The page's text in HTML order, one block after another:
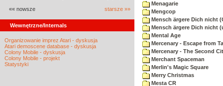
«« nowsze starsze »»
Wewnętrzne/Internals
Organizowanie imprez Atari - dyskusja
Atari demoscene database - dyskusja
Colony Mobile - dyskusja
Colony Mobile - projekt
Statystyki
Menagarie
Mengcop
Mensch ärgere Dich nicht
Mensch ärgere Dich nicht
Mental Age
Mercenary - Escape from
Mercenary - The Second
Merchant Spaceman
Merlin's Magic Square
Merry Christmas
Mesta CR